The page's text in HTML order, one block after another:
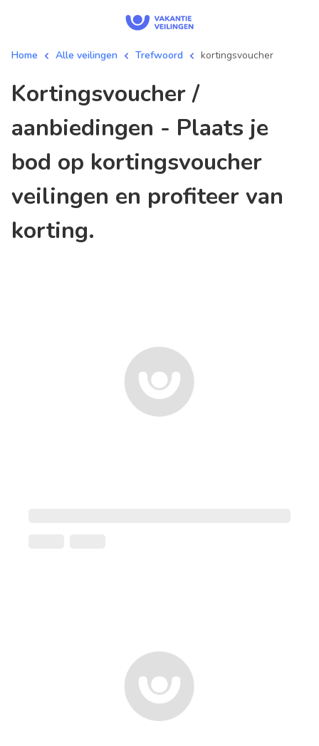
Home Alle veilingen Trefwoord kortingsvoucher
kortingsvoucher /
aanbiedingen - Plaats je
bod op kortingsvoucher
veilingen en profiteer van
korting.